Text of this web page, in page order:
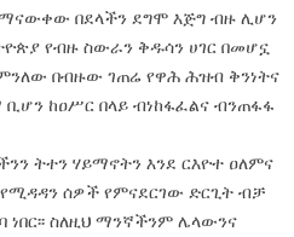
በደላችን ደግሞ እጅግ ብዙ ሊሆን
የብዙ ስውራን ቅዱሳን ሀገር በመሆኗ
በብዙው ገጠሬ የዋሕ ሕዝብ ቅንነትና
ከዐሥር በላይ ብነከፋፈልና ብንጠፋፋ
ትተን ሃይማኖትን እንደ ርእዮተ ዐለምና
ሰዎች የምናደርገው ድርጊት ብቻ
ስለዚህ ማንኛችንም ሌላውንና